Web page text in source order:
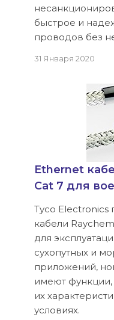
быстрое и
проводов без
31 Января 2020
Ethernet
Cat 7 для
Tyco Electronics
кабели
для
сухопутных и
приложений,
имеют
их
условиях.